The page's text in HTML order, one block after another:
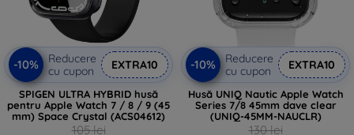
-10%
Reducere
cu cupon
EXTRA10
SPIGEN ULTRA HYBRID husă
pentru Apple Watch 7 / 8 / 9 (45
mm) Space Crystal (ACS04612)
105 lei
-10%
Reducere
cu cupon
EXTRA10
Husă UNIQ Nautic Apple Watch
Series 7/8 45mm dave clear
(UNIQ-45MM-NAUCLR)
130 lei